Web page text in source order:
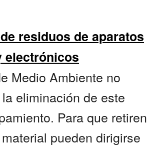
residuos de aparatos
electrónicos
Medio Ambiente no
eliminación de este
Para que retiren
pueden dirigirse